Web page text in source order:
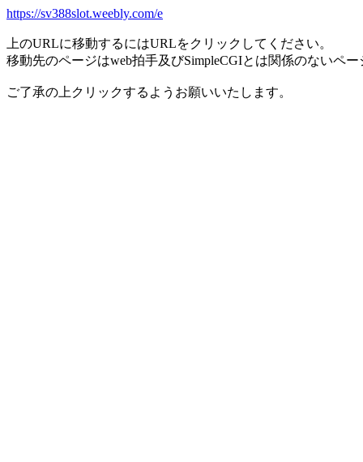
https://sv388slot.weebly.com/e
上のURLに移動するにはURLをクリックしてください。
移動先のページはweb拍手及びSimpleCGIとは関係のないペ
ご了承の上クリックするようお願いいたします。